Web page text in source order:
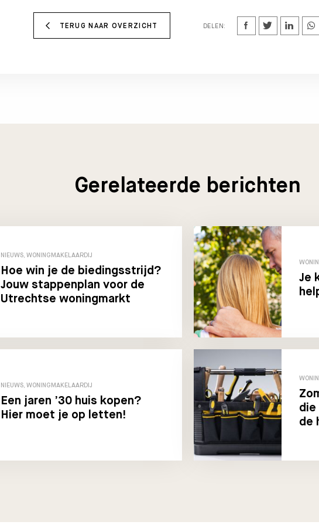
DELEN:
TERUG NAAR OVERZICHT
Gerelateerde berichten
NIEUWS, WONINGMAKELAARDIJ
Hoe win je de biedingsstrijd?
Jouw stappenplan voor de
Utrechtse woningmarkt
Je
NIEUWS, WONINGMAKELAARDIJ
Een jaren ’30 huis kopen?
Hier moet je op letten!
die
de